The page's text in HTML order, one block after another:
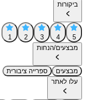
ביקורות
5
4
3
2
1
מבצעים/הנחות
מבצעים
ספרייה ציבורית
עלו לאתר